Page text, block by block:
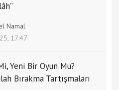
Namal
17:47
Yeni Bir Oyun Mu?
Bırakma Tartışmaları